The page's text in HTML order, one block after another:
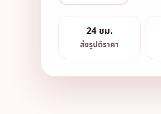
24 ชม.
ส่งรูปตีราคา